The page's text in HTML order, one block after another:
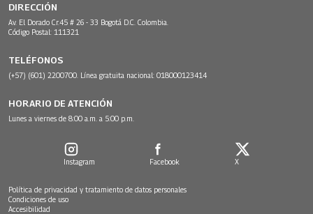
DIRECCIÓN
Av. El Dorado Cr.45 # 26 - 33 Bogotá D.C. Colombia.
Código Postal: 111321
TELÉFONOS
(+57) (601) 2200700. Línea gratuita nacional: 018000123414
HORARIO DE ATENCIÓN
Lunes a viernes de 8:00 a.m. a 5:00 p.m.
Instagram Facebook X
Política de privacidad y tratamiento de datos personales
Condiciones de uso
Accesibilidad